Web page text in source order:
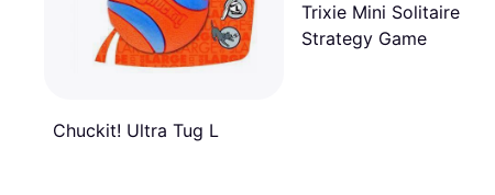
Chuckit! Ultra Tug L
Trixie Mini Solitaire
Strategy Game